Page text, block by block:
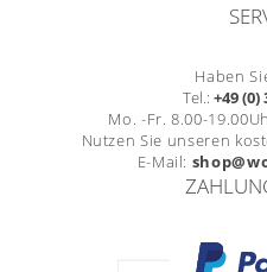
Haben
Tel.: +49 (0)
Mo. -Fr. 8.00-
Nutzen Sie unseren
E-Mail: